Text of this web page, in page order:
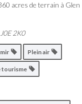
acres de terrain à Glen
J0E 2K0
Plein air
tourisme